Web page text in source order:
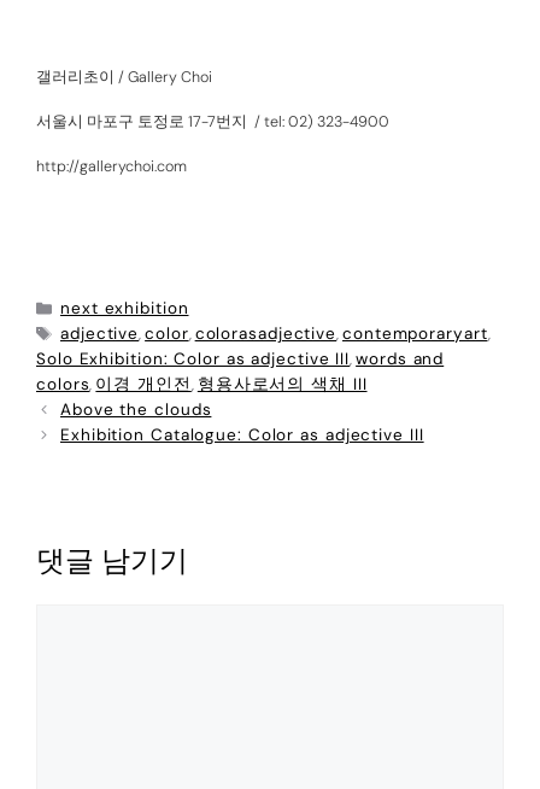
갤러리초이 / Gallery Choi
서울시 마포구 토정로 17-7번지 / tel: 02) 323-4900
http://gallerychoi.com
next exhibition
adjective,color,colorasadjective,contemporaryart,
Solo Exhibition: Color as adjective III,words and
colors, 이경 개인전, 형용사로서의 색채 III
Above the clouds
Exhibition Catalogue: Color as adjective III
댓글 남기기